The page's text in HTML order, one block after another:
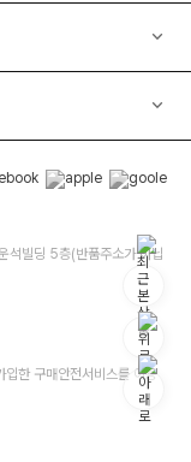
빌딩 5층(반품주소가 아닙
한 구매안전서비스를 이용